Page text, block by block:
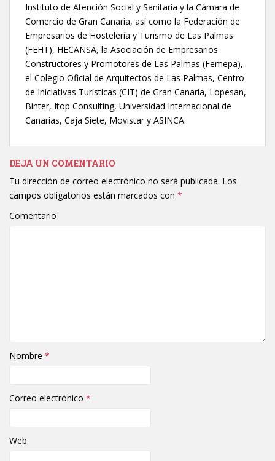
Instituto de Atención Social y Sanitaria y la Cámara de
Comercio de Gran Canaria, así como la Federación de
Empresarios de Hostelería y Turismo de Las Palmas
(FEHT), HECANSA, la Asociación de Empresarios
Constructores y Promotores de Las Palmas (Femepa),
el Colegio Oficial de Arquitectos de Las Palmas, Centro
de Iniciativas Turísticas (CIT) de Gran Canaria, Lopesan,
Binter, Itop Consulting, Universidad Internacional de
Canarias, Caja Siete, Movistar y ASINCA.
DEJA UN COMENTARIO
Tu dirección de correo electrónico no será publicada. Los
campos obligatorios están marcados con *
Comentario
Nombre *
Correo electrónico *
Web